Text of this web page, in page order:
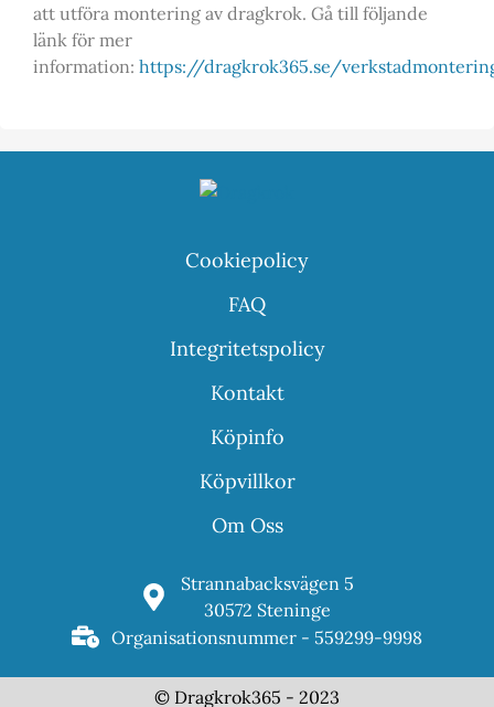
att utföra montering av dragkrok. Gå till följande
länk för mer
information: https://dragkrok365.se/
Cookiepolicy
FAQ
Integritetspolicy
Kontakt
Köpinfo
Köpvillkor
Om Oss
Strannabacksvägen 5
30572 Steninge
Organisationsnummer - 559299-9998
© Dragkrok365 - 2023